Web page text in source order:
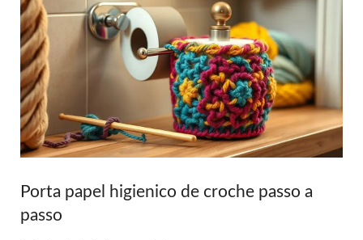
Porta papel higienico de croche passo a
passo